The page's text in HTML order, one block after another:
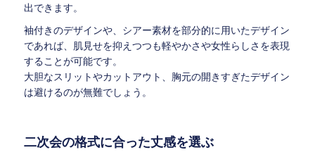
出できます。
袖付きのデザインや、シアー素材を部分的に用いたデザイン
であれば、肌見せを抑えつつも軽やかさや女性らしさを表現
することが可能です。
大胆なスリットやカットアウト、胸元の開きすぎたデザイン
は避けるのが無難でしょう。
二次会の格式に合った丈感を選ぶ